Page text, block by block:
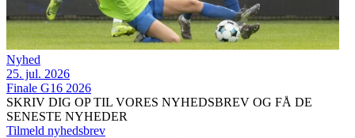
Nyhed
25. jul. 2026
Finale G16 2026
SKRIV DIG OP TIL VORES NYHEDSBREV OG FÅ DE
SENESTE NYHEDER
Tilmeld nyhedsbrev